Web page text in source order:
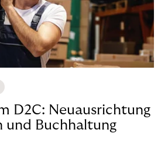
D2C: Neuausrichtung
und Buchhaltung